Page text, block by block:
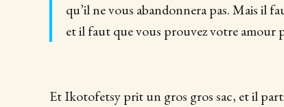
qu’il ne vous abandonnera pas. Mais il
et il faut que vous prouvez votre amour
Et Ikotofetsy prit un gros gros sac, et il